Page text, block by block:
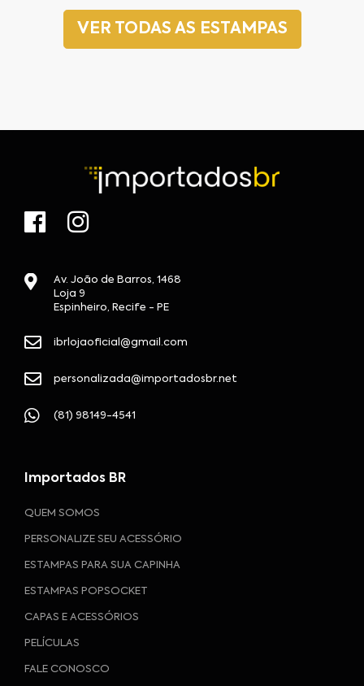
VER TODAS AS ESTAMPAS
Av. João de Barros, 1468
Loja 9
Espinheiro, Recife - PE
ibrlojaoficial@gmail.com
personalizada@importadosbr.net
(81) 98149-4541
Importados BR
QUEM SOMOS
PERSONALIZE SEU ACESSÓRIO
ESTAMPAS PARA SUA CAPINHA
ESTAMPAS POPSOCKET
CAPAS E ACESSÓRIOS
PELÍCULAS
FALE CONOSCO